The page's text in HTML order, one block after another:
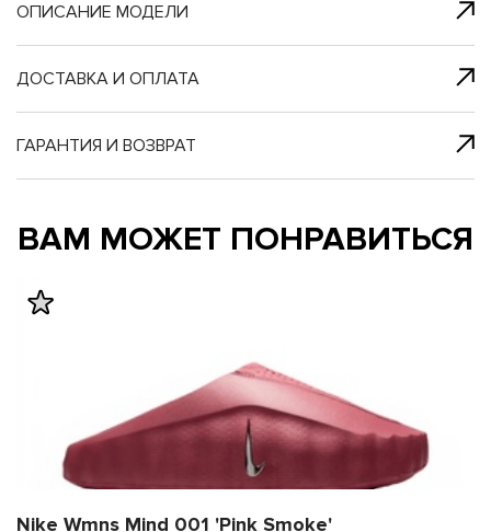
клик
и в
наш
ОПИСАНИЕ МОДЕЛИ
ДОСТАВКА И ОПЛАТА
ГАРАНТИЯ И ВОЗВРАТ
ВАМ МОЖЕТ ПОНРАВИТЬСЯ
Nike Wmns Mind 001 'Pink Smoke'
с нами
и в
наш